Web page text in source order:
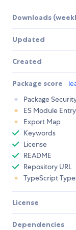
Downloads
Updated
Created
Package score
Package
ES Module
Export Map
Keywords
License
README
Repository URL
TypeScript
License
Dependencies